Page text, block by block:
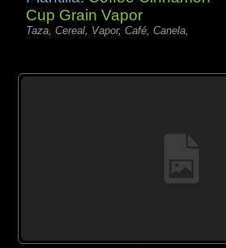
Cup Grain Vapor
Taza, Cereal, Vapor, Café, Canela,